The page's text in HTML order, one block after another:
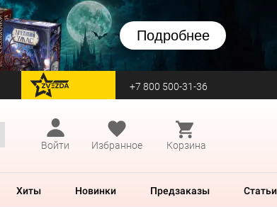
Подробнее
перейти на Zvezda +7 800 500-31-36
Войти
Избранное Корзина
Хиты Новинки Предзаказы Статьи